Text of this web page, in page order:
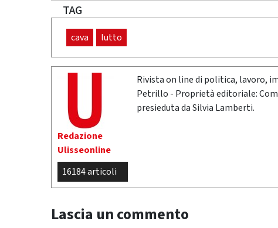
TAG
cava lutto
Redazione
Ulisseonline
16184 articoli
Rivista on line di politica, lavoro,
Petrillo - Proprietà editoriale:
presieduta da Silvia Lamberti.
Lascia un commento